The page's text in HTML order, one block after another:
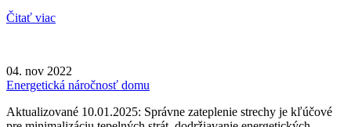
Čitať viac
04. nov 2022
Energetická náročnosť domu
Aktualizované 10.01.2025: Správne zateplenie strechy je kľúčové